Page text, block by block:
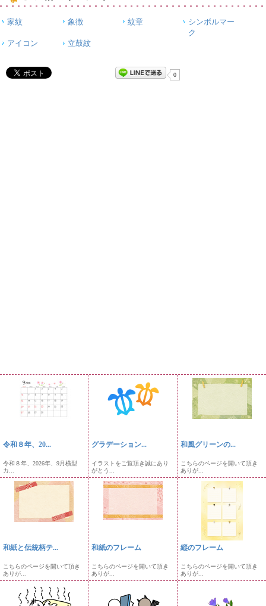
家紋 象徴 紋章
シンボルマー
ク
アイコン
立鼓紋
0
令和８年、20...
令和８年、2026年、9月横型
カ...
グラデーション...
イラストをご覧頂き誠にあり
がとう...
和風グリーンの...
こちらのページを開いて頂き
ありが...
和紙と伝統柄テ...
こちらのページを開いて頂き
ありが...
和紙のフレーム
こちらのページを開いて頂き
ありが...
縦のフレーム
こちらのページを開いて頂き
ありが...